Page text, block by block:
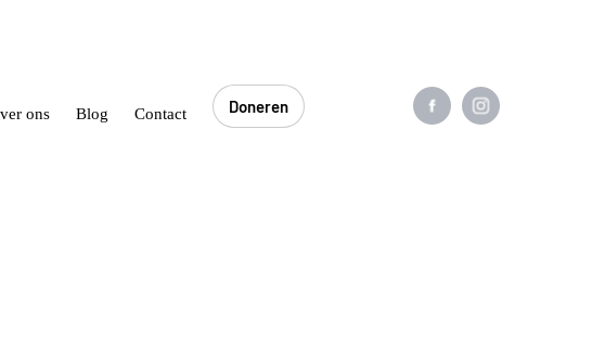
ons Blog Contact Doneren